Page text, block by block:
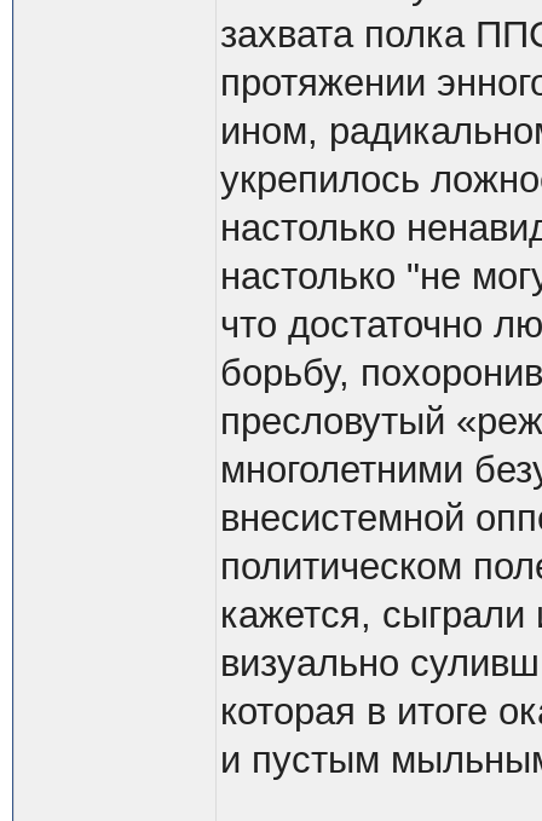
захвата полка
протяжении
ином,
укрепилось
настолько
настолько "не
что достаточно
борьбу,
пресловутый
многолетними
внесистемной
политическом
кажется,
визуально
которая в итоге
и пустым